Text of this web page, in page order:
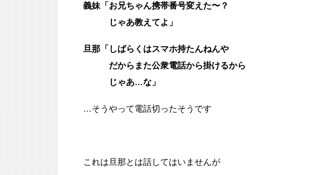
義妹「お兄ちゃん携帯番号変えた〜？
じゃあ教えてよ」
旦那「しばらくはスマホ持たんねんや
だからまた公衆電話から掛けるから
じゃあ…な」
…そうやって電話切ったそうです
これは旦那とは話してはいませんが